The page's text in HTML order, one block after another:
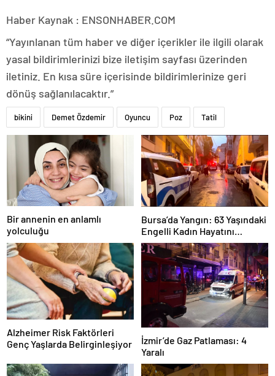
Haber Kaynak : ENSONHABER.COM
“Yayınlanan tüm haber ve diğer içerikler ile ilgili olarak
yasal bildirimlerinizi bize iletişim sayfası üzerinden
iletiniz. En kısa süre içerisinde bildirimlerinize geri
dönüş sağlanılacaktır.”
bikini Demet Özdemir Oyuncu Poz Tatil
Bir annenin en anlamlı
yolculuğu
Bursa’da Yangın: 63 Yaşındaki
Engelli Kadın Hayatını
Kaybetti
Alzheimer Risk Faktörleri
Genç Yaşlarda Belirginleşiyor
İzmir’de Gaz Patlaması: 4
Yaralı